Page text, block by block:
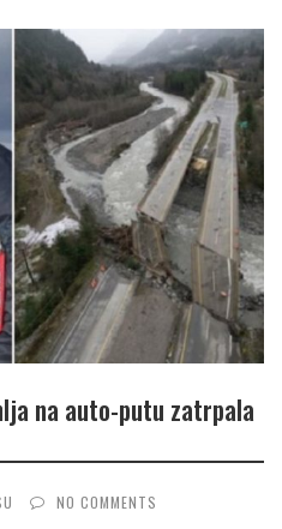
na auto-putu zatrpala
NO COMMENTS